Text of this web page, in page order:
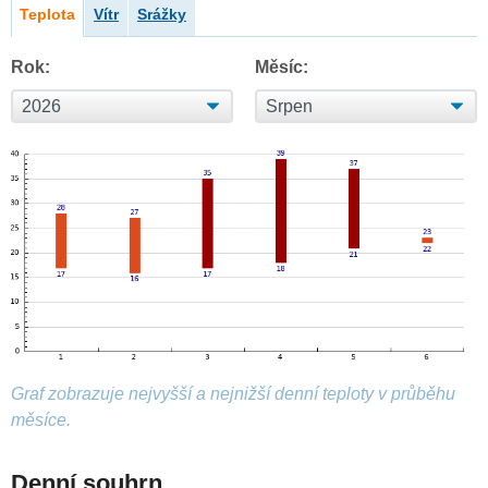
Teplota Vítr Srážky
Rok: Měsíc:
Graf zobrazuje nejvyšší a nejnižší denní teploty v průběhu
měsíce.